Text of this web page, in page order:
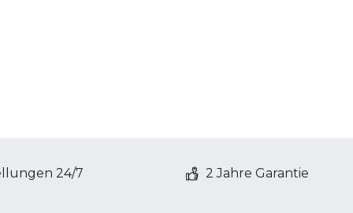
24/7 2 Jahre Garantie